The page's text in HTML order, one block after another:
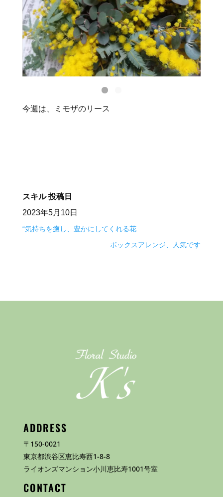
今週は、ミモザのリース
スキル 投稿日
2023年5月10日
“気持ちを癒し、豊かにしてくれる花
ボックスアレンジ、人気です
ADDRESS
〒150-0021
東京都渋谷区恵比寿西1-8-8
ライオンズマンション小川恵比寿1001号室
CONTACT